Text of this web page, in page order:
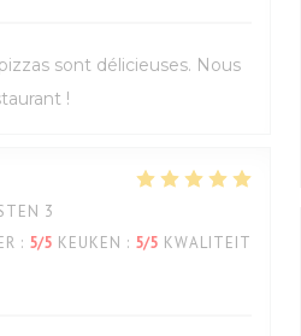
sont délicieuses. Nous
!
3
: 5/5 KEUKEN : 5/5 KWALITEIT